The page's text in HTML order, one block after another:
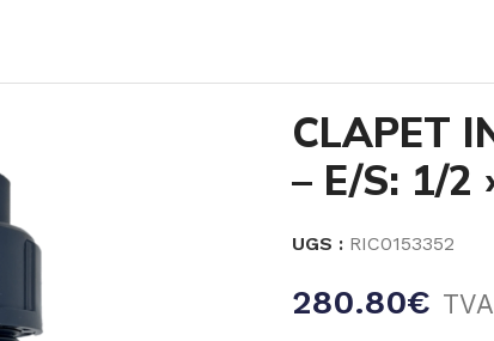
CLAPET
– E/S: 1/2
UGS : RIC0153352
280.80€